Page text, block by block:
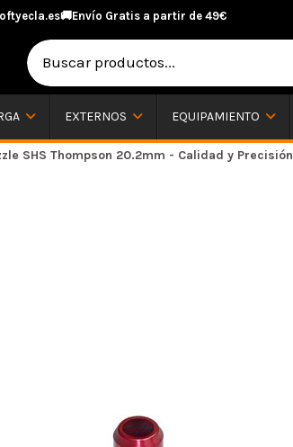
🚚Envío Gratis a partir de 49€
EXTERNOS EQUIPAMIENTO
SHS Thompson 20.2mm - Calidad y Precisión